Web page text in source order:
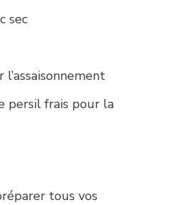
sec
persil frais pour la
tous vos